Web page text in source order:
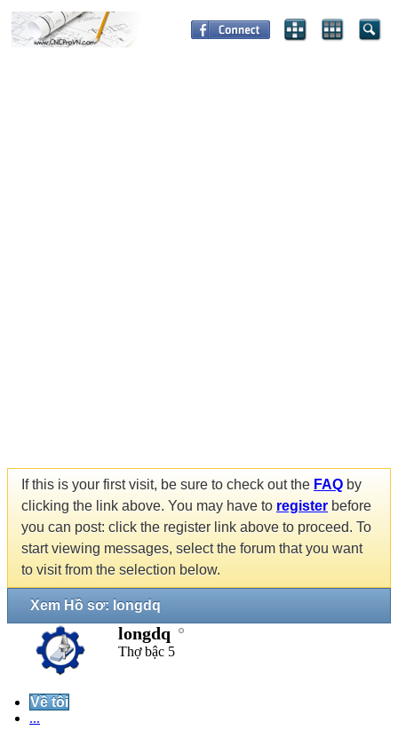
If this is your first visit, be sure to check out the FAQ by
clicking the link above. You may have to register before
you can post: click the register link above to proceed. To
start viewing messages, select the forum that you want
to visit from the selection below.
Xem Hồ sơ: longdq
longdq
Thợ bậc 5
Về tôi
...